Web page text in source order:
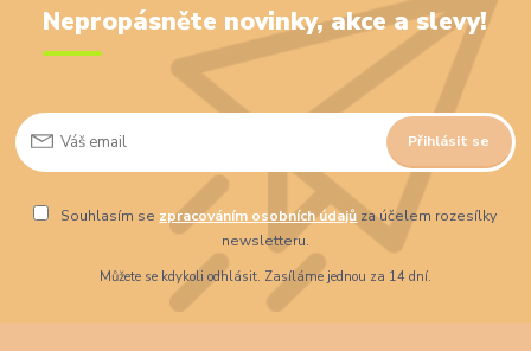
Nepropásněte novinky, akce a slevy!
Přihlásit se
Souhlasím se zpracováním osobních údajů za účelem rozesílky
newsletteru.
Můžete se kdykoli odhlásit. Zasíláme jednou za 14 dní.